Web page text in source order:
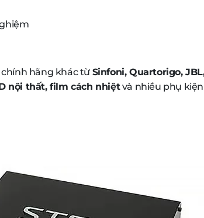
chính hãng khác từ Sinfoni, Quartorigo,
nội thất, film cách nhiệtvà nhiều phụ kiện